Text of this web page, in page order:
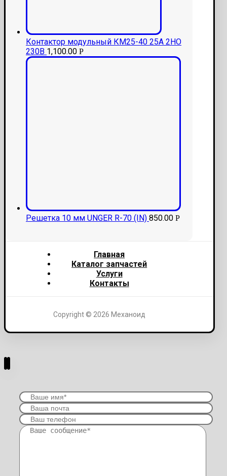
Контактор модульный КМ25-40 25А 2НО
230В 1,100.00 Р
Решетка 10 мм UNGER R-70 (IN) 850.00 Р
Главная
Каталог запчастей
Услуги
Контакты
Copyright © 2026 Механоид